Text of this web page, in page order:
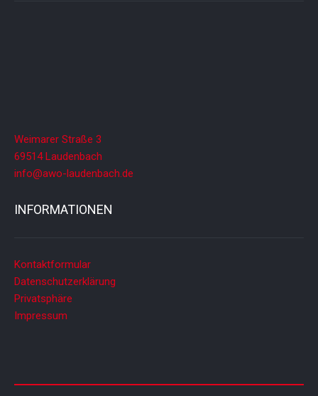
Weimarer Straße 3
69514 Laudenbach
info@awo-laudenbach.de
INFORMATIONEN
Kontaktformular
Datenschutzerklärung
Privatsphäre
Impressum